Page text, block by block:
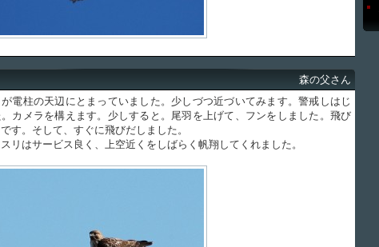
森の父さん
柱の天辺にとまっていました。少しづつ近づいてみます。警戒しはじ
カメラを構えます。少しすると。尾羽を上げて、フンをしました。飛び
す。そして、すぐに飛びだしました。
はサービス良く、上空近くをしばらく帆翔してくれました。